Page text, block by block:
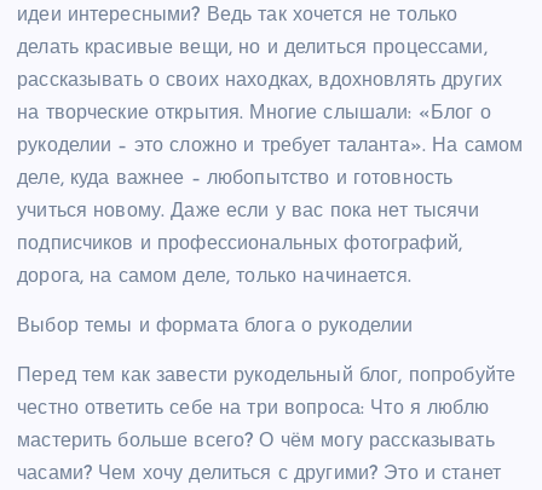
идеи интересными? Ведь так хочется не только
делать красивые вещи, но и делиться процессами,
рассказывать о своих находках, вдохновлять других
на творческие открытия. Многие слышали: «Блог о
рукоделии – это сложно и требует таланта». На самом
деле, куда важнее – любопытство и готовность
учиться новому. Даже если у вас пока нет тысячи
подписчиков и профессиональных фотографий,
дорога, на самом деле, только начинается.
Выбор темы и формата блога о рукоделии
Перед тем как завести рукодельный блог, попробуйте
честно ответить себе на три вопроса: Что я люблю
мастерить больше всего? О чём могу рассказывать
часами? Чем хочу делиться с другими? Это и станет